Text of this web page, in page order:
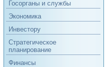
Госорганы и службы
Экономика
Инвестору
Стратегическое
планирование
Финансы